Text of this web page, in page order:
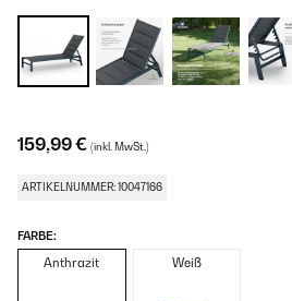
159,99 € (inkl. MwSt.)
ARTIKELNUMMER: 10047166
FARBE:
Anthrazit Weiß